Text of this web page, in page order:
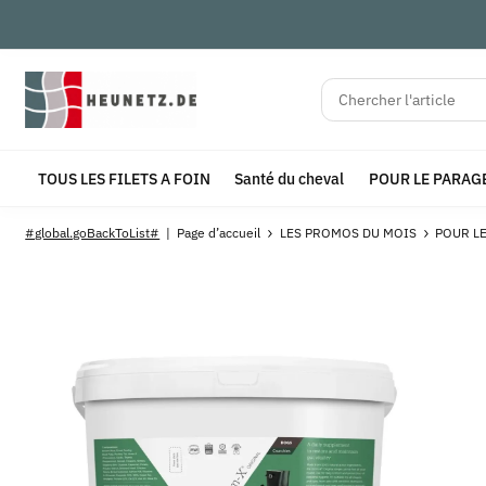
TOUS LES FILETS A FOIN Santé du cheval POUR LE
#global.goBackToList# Page d’accueil LES PROMOS DU MOIS POUR